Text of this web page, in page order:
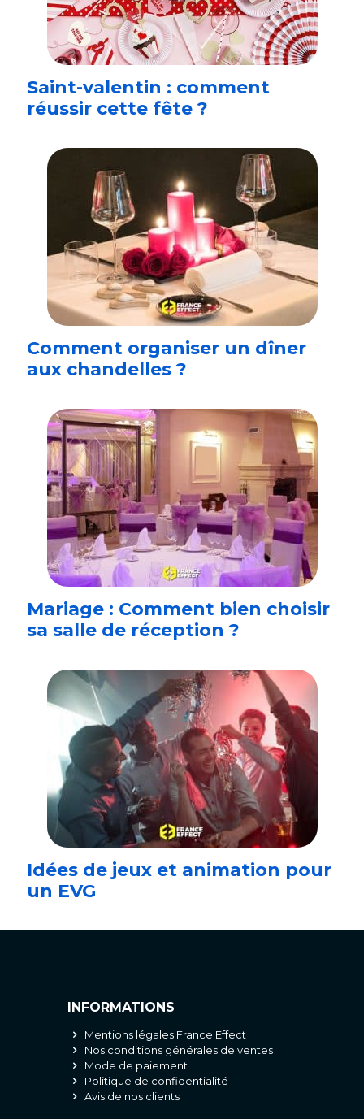
Saint-valentin : comment
réussir cette fête ?
Comment organiser un dîner
aux chandelles ?
Mariage : Comment bien choisir
sa salle de réception ?
Idées de jeux et animation pour
un EVG
INFORMATIONS
Mentions légales France Effect
Nos conditions générales de ventes
Mode de paiement
Politique de confidentialité
Avis de nos clients